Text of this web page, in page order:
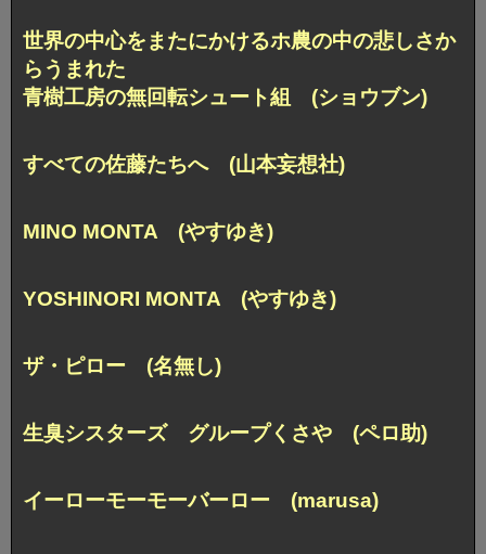
世界の中心をまたにかけるホ農の中の悲しさか
らうまれた
青樹工房の無回転シュート組 (ショウブン)
すべての佐藤たちへ (山本妄想社)
MINO MONTA (やすゆき)
YOSHINORI MONTA (やすゆき)
ザ・ピロー (名無し)
生臭シスターズ グループくさや (ペロ助)
イーローモーモーバーロー (marusa)